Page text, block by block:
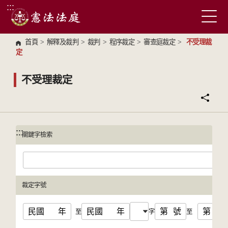
跳到主要內容區塊
:::
首頁 > 解釋及裁判 > 裁判 > 程序裁定 > 審查庭裁定 >
不受理裁
定
不受理裁定
:::
:::關鍵字檢索
裁定字號
民國 年 至 民國 年 字 第 號 至 第